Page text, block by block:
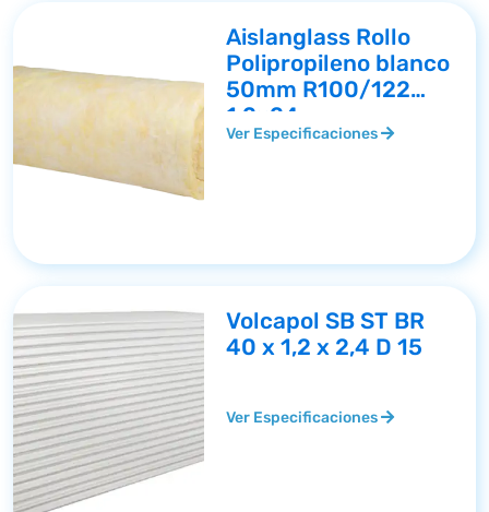
Aislanglass Rollo
Polipropileno blanco
50mm R100/122
1,2×24
Ver Especificaciones
Volcapol SB ST BR
40 x 1,2 x 2,4 D 15
Ver Especificaciones